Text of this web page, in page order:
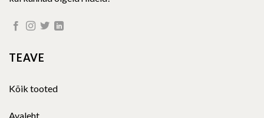
TEAVE
Kõik tooted
Avaleht